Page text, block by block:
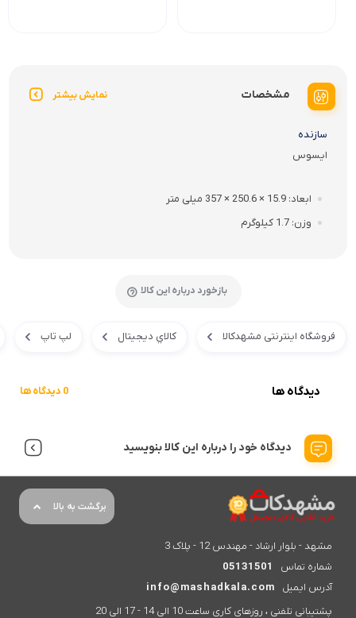
مشخصات نمایش بیشتر
سازنده
ایسوس
ابعاد 15.9 × 250.6 × 357 میلی‌ متر
وزن 1.7 کیلوگرم
بازخورد درباره این کالا
فروشگاه اینترنتی مشهدکالا کالاي ديجيتال لپ تاپ
دیدگاه ها 0 دیدگاه ها
دیدگاه خود را درباره این کالا بنویسید
برگشت به بالا
مشهد - بلوار ارشاد - مهندس 12 - پلاک 3
شماره تماس
05131501
آدرس ایمیل
info@mashadkala.com
پشتیبانی تلفنی ، روزهای کاری ساعت 10 الی 14 - 17 الی 20